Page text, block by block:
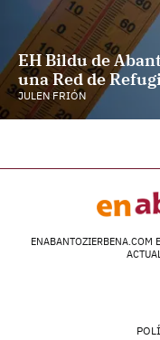
EH Bildu de
una Red de
JULEN FRIÓN
ENABANTOZIERBENA.COM